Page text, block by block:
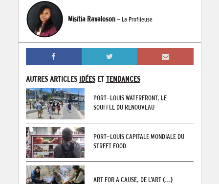
Misitia Ravaloson - La Profileuse
AUTRES ARTICLES IDÉESET TENDANCES
PORT-LOUIS WATERFRONT, LE
SOUFFLE DU RENOUVEAU
PORT-LOUIS CAPITALE MONDIALE DU
STREET FOOD
ART FOR A CAUSE, DE L’ART(...)